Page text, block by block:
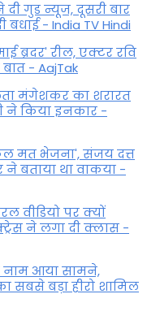
गुड न्यूज, दूसरी बार
- India TV Hindi
ब्रदर' रील, एक्टर रवि
- AajTak
मंगेशकर का शरारत
ने किया इनकार -
मत भेजना', संजय दत्त
ने बताया था वाकया -
वीडियो पर क्यों
ने लगा दी क्लास -
नाम आया सामने,
सबसे बड़ा हीरो शामिल